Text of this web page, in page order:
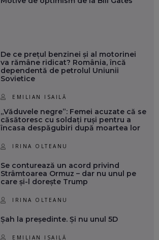
De ce prețul benzinei și al motorinei
va rămâne ridicat? România, încă
dependentă de petrolul Uniunii
Sovietice
EMILIAN ISAILĂ
„Văduvele negre”: Femei acuzate că se
căsătoresc cu soldați ruși pentru a
încasa despăgubiri după moartea lor
IRINA OLTEANU
Se conturează un acord privind
Strâmtoarea Ormuz – dar nu unul pe
care și-l dorește Trump
IRINA OLTEANU
Șah la președinte. Și nu unul 5D
EMILIAN ISAILĂ